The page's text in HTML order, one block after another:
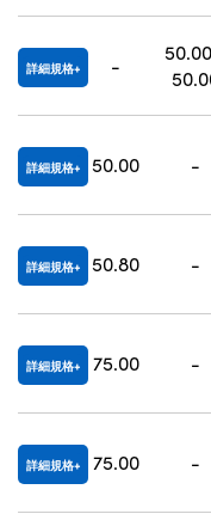
詳細規格 -
詳細規格 50.00 -
詳細規格 50.80 -
詳細規格 75.00 -
詳細規格 75.00 -